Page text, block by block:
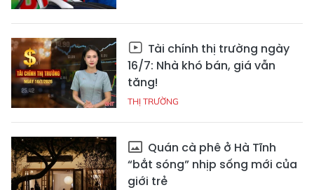
Tài chính thị trường ngày
16/7: Nhà khó bán, giá vẫn
tăng!
THỊ TRƯỜNG
Quán cà phê ở Hà Tĩnh
“bắt sóng” nhịp sống mới của
giới trẻ